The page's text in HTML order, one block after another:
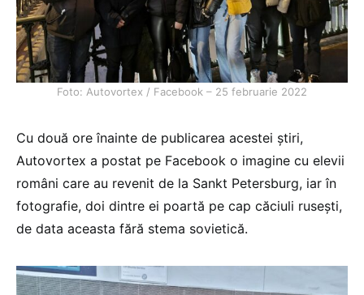
Foto: Autovortex / Facebook – 25 februarie 2022
Cu două ore înainte de publicarea acestei știri,
Autovortex a postat pe Facebook o imagine cu elevii
români care au revenit de la Sankt Petersburg, iar în
fotografie, doi dintre ei poartă pe cap căciuli rusești,
de data aceasta fără stema sovietică.